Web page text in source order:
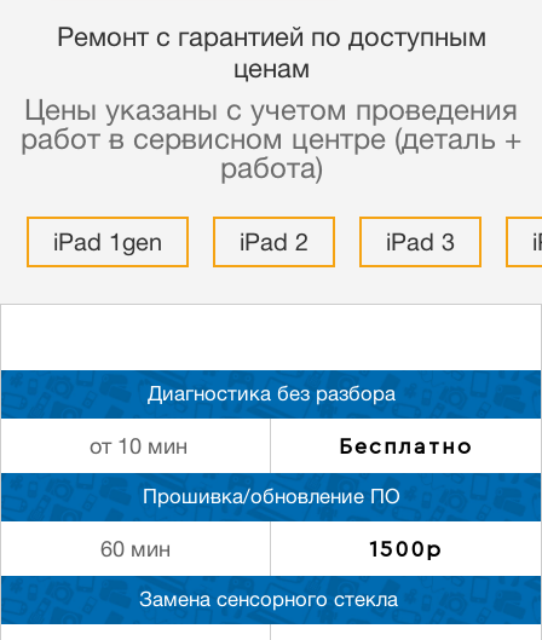
Ремонт с гарантией по доступным
ценам
Цены указаны с учетом проведения
работ в сервисном центре (деталь +
работа)
iPad 1gen iPad 2 iPad 3
Диагностика без разбора
от 10 мин Бесплатно
Прошивка/обновление ПО
60 мин 1500р
Замена сенсорного стекла